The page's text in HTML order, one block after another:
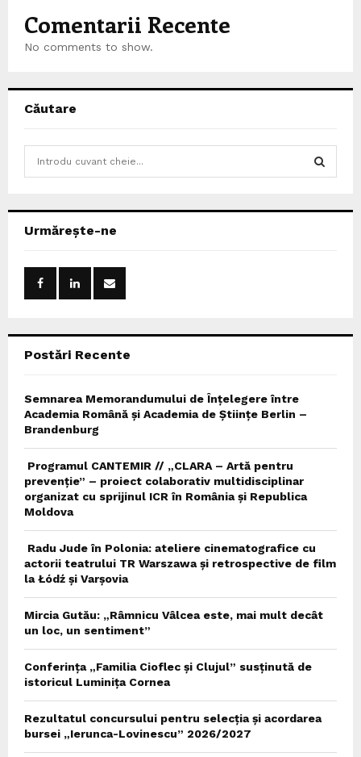
Comentarii Recente
No comments to show.
Căutare
h
Urmărește-ne
Postări Recente
Semnarea Memorandumului de Înțelegere între
Academia Română și Academia de Științe Berlin –
Brandenburg
Programul CANTEMIR // „CLARA – Artă pentru
prevenție” – proiect colaborativ multidisciplinar
organizat cu sprijinul ICR în România și Republica
Moldova
Radu Jude în Polonia: ateliere cinematografice cu
actorii teatrului TR Warszawa și retrospective de film
la Łódź și Varșovia
Mircia Gutău: „Râmnicu Vâlcea este, mai mult decât
un loc, un sentiment”
Conferința „Familia Cioflec și Clujul” susținută de
istoricul Luminița Cornea
Rezultatul concursului pentru selecția și acordarea
bursei „Ierunca-Lovinescu” 2026/2027